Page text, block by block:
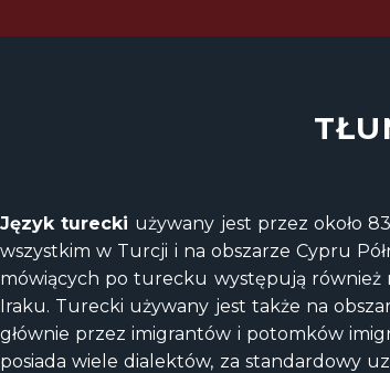
Język turecki używany jest przez około
wszystkim w Turcji i na obszarze Cypru
mówiących po turecku występują również
Iraku. Turecki używany jest także na
głównie przez imigrantów i potomków
posiada wiele dialektów, za standardowy